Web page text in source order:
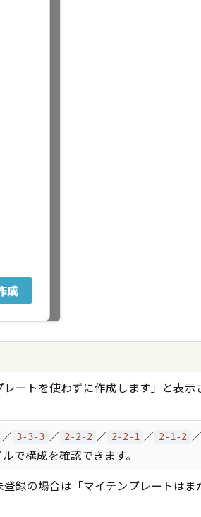
ートを使わずに作成します」と表示
／ 3-3-3 ／ 2-2-2 ／ 2-2-1 ／ 2-1-2
で構成を確認できます。
録の場合は「マイテンプレートは